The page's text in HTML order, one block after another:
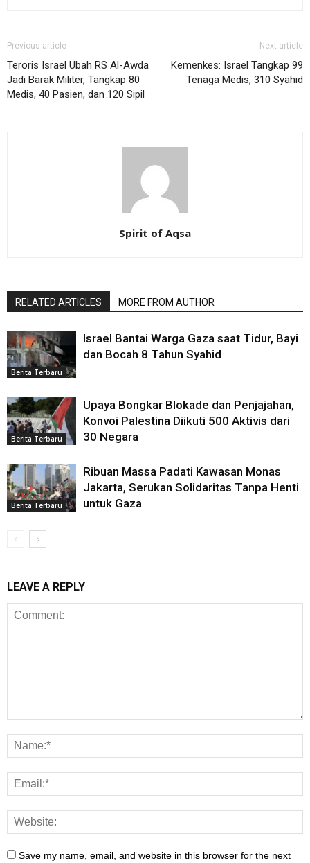
Previous article
Teroris Israel Ubah RS Al-Awda
Jadi Barak Militer, Tangkap 80
Medis, 40 Pasien, dan 120 Sipil
Next article
Kemenkes: Israel Tangkap 99
Tenaga Medis, 310 Syahid
Spirit of Aqsa
RELATED ARTICLES MORE FROM AUTHOR
Berita Terbaru
Israel Bantai Warga Gaza saat Tidur, Bayi
dan Bocah 8 Tahun Syahid
Berita Terbaru
Upaya Bongkar Blokade dan Penjajahan,
Konvoi Palestina Diikuti 500 Aktivis dari
30 Negara
Berita Terbaru
Ribuan Massa Padati Kawasan Monas
Jakarta, Serukan Solidaritas Tanpa Henti
untuk Gaza
LEAVE A REPLY
Save my name, email, and website in this browser for the next